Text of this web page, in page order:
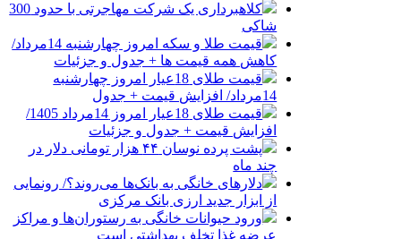
کلاهبرداری یک شرکت مهاجرتی با حدود 300
شاکی
قیمت طلا و سکه امروز چهارشنبه 14مرداد/
کاهش همه قیمت ها + جدول و جزئیات
قیمت طلای 18عیار امروز چهارشنبه
14مرداد/ افزایش قیمت + جدول
قیمت طلای 18عیار امروز 14مرداد 1405/
افزایش قیمت + جدول و جزئیات
پشت پرده نوسان ۴۴ هزار تومانی دلار در
چند ماه
دلارهای خانگی به بانک‌ها می‌روند؟/ رونمایی
از ابزار جدید ارزی بانک مرکزی
ورود حیوانات خانگی به رستوران‌ها و مراکز
عرضه غذا تخلف بهداشتی است